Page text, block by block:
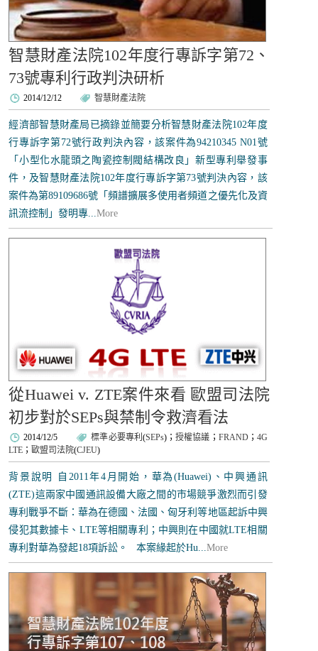
智慧財產法院102年度行專訴字第72、
73號專利行政判決研析
2014/12/12 智慧財產法院
經濟部智慧財產局已摘錄並簡要分析智慧財產法院102年度
行專訴字第72號行政判決內容，該案件為94210345 N01號
「小型化水龍頭之陶瓷控制閥結構改良」新型專利舉發事
件，及智慧財產法院102年度行專訴字第73號判決內容，該
案件為第89109686號「頻譜擴展多使用者頻道之優先化及資
訊流控制」發明專...More
從Huawei v. ZTE案件來看 歐盟司法院
初步對於SEPs與禁制令救濟看法
2014/12/5 標準必要專利 (SEPs)； 授權協議 ； FRAND； 4G
LTE ； 歐盟司法院(CJEU)
背景說明 自2011年4月開始，華為(Huawei)、中興通訊
(ZTE)這兩家中國通訊設備大廠之間的市場競爭激烈而引發
專利戰爭不斷：華為在德國、法國、匈牙利等地區起訴中興
侵犯其數據卡、LTE等相關專利；中興則在中國就LTE相關
專利對華為發起18項訴訟。 本案緣起於Hu...More